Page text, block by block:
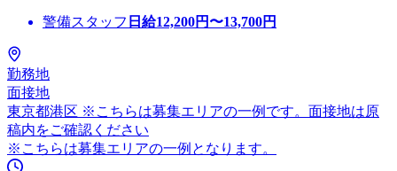
警備スタッフ 日給12,200円〜13,700円
勤務地
面接地
東京都港区 ※こちらは募集エリアの一例です。面接地は原
稿内をご確認ください
※こちらは募集エリアの一例となります。